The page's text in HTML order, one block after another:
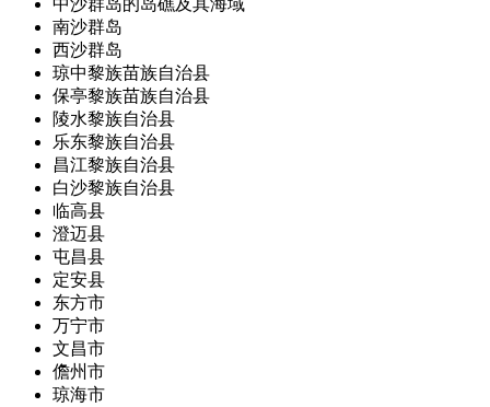
中沙群岛的岛礁及其海域
南沙群岛
西沙群岛
琼中黎族苗族自治县
保亭黎族苗族自治县
陵水黎族自治县
乐东黎族自治县
昌江黎族自治县
白沙黎族自治县
临高县
澄迈县
屯昌县
定安县
东方市
万宁市
文昌市
儋州市
琼海市